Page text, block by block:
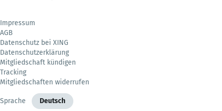
Impressum
AGB
Datenschutz bei XING
Datenschutzerklärung
Mitgliedschaft kündigen
Tracking
Mitgliedschaften widerrufen
Sprache Deutsch